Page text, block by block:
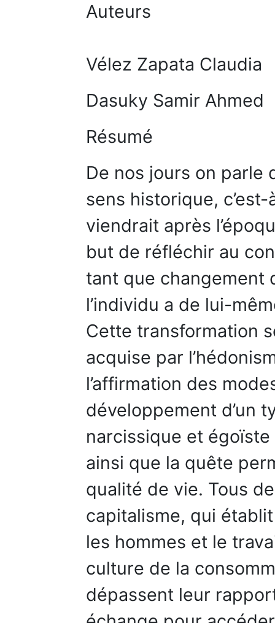
Auteurs
Vélez Zapata Claudia
Dasuky Samir Ahmed
Résumé
De nos jours on parle
sens historique,
viendrait après
but de réfléchir au
tant que changement
l’individu a de lui-
Cette transformation
acquise par
l’affirmation des
développement d’un
narcissique et égoïste
ainsi que la quête
qualité de vie. Tous
capitalisme, qui
les hommes et le
culture de la
dépassent leur